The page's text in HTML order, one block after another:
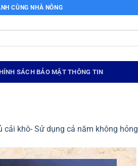
CÙNG NHÀ NÔNG
SÁCH BẢO MẬT THÔNG TIN
cải khô- Sử dụng cả năm không hỏng